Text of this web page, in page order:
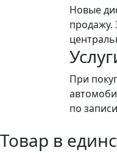
Новые
продажу.
При
по
Товар в